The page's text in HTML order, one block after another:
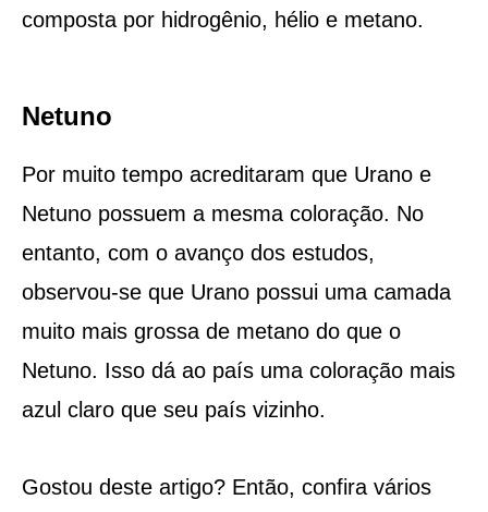
composta por hidrogênio, hélio e metano.
Netuno
Por muito tempo acreditaram que Urano e
Netuno possuem a mesma coloração. No
entanto, com o avanço dos estudos,
observou-se que Urano possui uma camada
muito mais grossa de metano do que o
Netuno. Isso dá ao país uma coloração mais
azul claro que seu país vizinho.
Gostou deste artigo? Então, confira vários